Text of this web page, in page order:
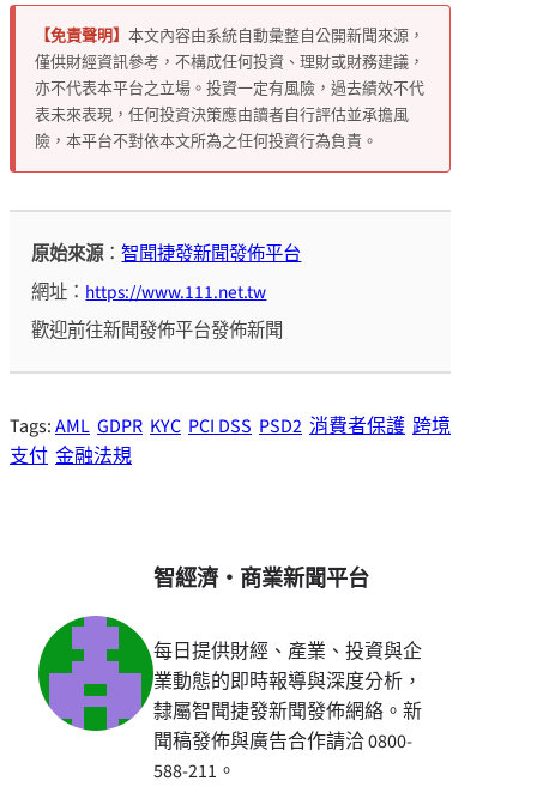
【免責聲明】 本文內容由系統自動彙整自公開新聞來源，
僅供財經資訊參考，不構成任何投資、理財或財務建議，
亦不代表本平台之立場。投資一定有風險，過去績效不代
表未來表現，任何投資決策應由讀者自行評估並承擔風
險，本平台不對依本文所為之任何投資行為負責。
原始來源：智聞捷發新聞發佈平台
網址： https://www.111.net.tw
歡迎前往新聞發佈平台發佈新聞
Tags:AML GDPR KYC PCI DSS PSD2 消費者保護 跨境
支付 金融法規
智經濟・商業新聞平台
每日提供財經、產業、投資與企
業動態的即時報導與深度分析，
隸屬智聞捷發新聞發佈網絡。新
聞稿發佈與廣告合作請洽 0800-
588-211。